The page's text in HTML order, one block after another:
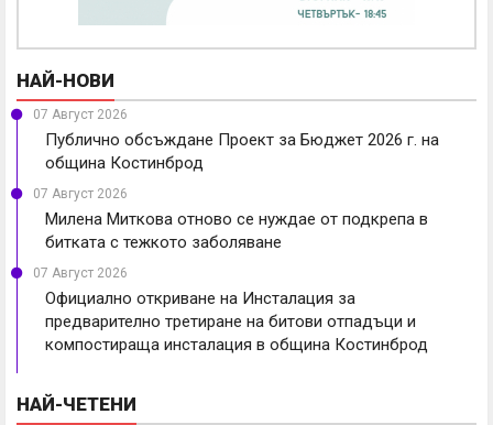
НАЙ-НОВИ
07 Август 2026
Публично обсъждане Проект за Бюджет 2026 г. на
община Костинброд
07 Август 2026
Милена Миткова отново се нуждае от подкрепа в
битката с тежкото заболяване
07 Август 2026
Официално откриване на Инсталация за
предварително третиране на битови отпадъци и
компостираща инсталация в община Костинброд
НАЙ-ЧЕТЕНИ